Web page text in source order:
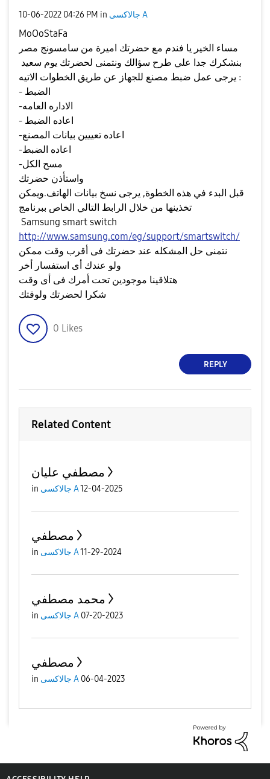
‎10-06-2022 04:26 PM in جالاكسى A
MoOoStaFa
مساء الخير يا فندم مع حضرتك اميرة من سامسونج مصر
بنشكرك جدا علي طرح سؤالك ونتمنى لحضرتك يوم سعيد
يرجى عمل ضبط مصنع للجهاز عن طريق الخطوات الاتيه :
قبل البدء في هذه الخطوة, يرجى نسخ بيانات الهاتف.ويمكن
تخذينها من خلال الرابط التالي الخاص ببرنامج
Samsung smart switch
http://www.samsung.com/eg/support/smartswitch/
نتمنى حل المشكله عند حضرتك فى أقرب وقت ممكن
ولو عندك أى استفسار أخر
هتلاقينا موجودين تحت أمرك فى أى وقت
شكرا لحضرتك ولوقتك
0 Likes
REPLY
Related Content
مصطفي عليان
in جالاكسى A12-04-2025
مصطفي
in جالاكسى A11-29-2024
محمد مصطفي
in جالاكسى A 07-20-2023
مصطفي
in جالاكسى A 06-04-2023